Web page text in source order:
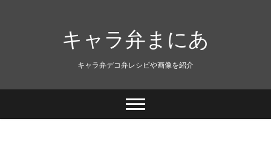
キャラ弁まにあ
キャラ弁デコ弁レシピや画像を紹介